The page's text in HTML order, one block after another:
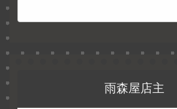
雨森屋店主